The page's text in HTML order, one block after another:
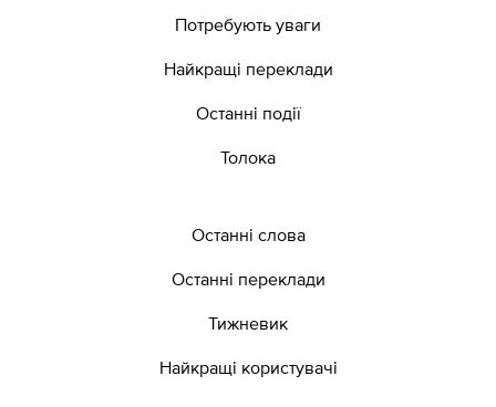
Потребують уваги
Найкращі переклади
Останні події
Толока
Останні слова
Останні переклади
Тижневик
Найкращі користувачі